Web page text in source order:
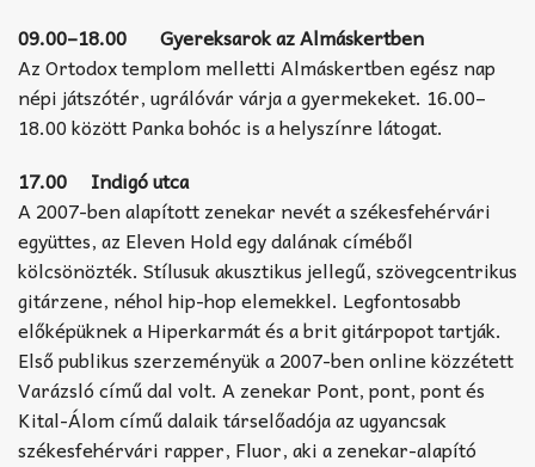
09.00–18.00 Gyereksarok az Almáskertben
Az Ortodox templom melletti Almáskertben egész nap
népi játszótér, ugrálóvár várja a gyermekeket. 16.00–
18.00 között Panka bohóc is a helyszínre látogat.
17.00 Indigó utca
A 2007-ben alapított zenekar nevét a székesfehérvári
együttes, az Eleven Hold egy dalának címéből
kölcsönözték. Stílusuk akusztikus jellegű, szövegcentrikus
gitárzene, néhol hip-hop elemekkel. Legfontosabb
előképüknek a Hiperkarmát és a brit gitárpopot tartják.
Első publikus szerzeményük a 2007-ben online közzétett
Varázsló című dal volt. A zenekar Pont, pont, pont és
Kital-Álom című dalaik társelőadója az ugyancsak
székesfehérvári rapper, Fluor, aki a zenekar-alapító